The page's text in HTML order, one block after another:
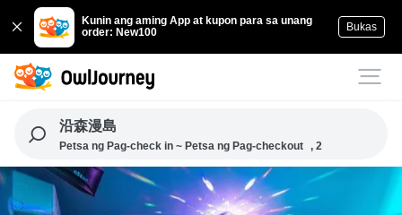
Kunin ang aming App at kupon para sa unang
order: New100
Bukas
沿森漫島
Petsa ng Pag-check in ~ Petsa ng Pag-checkout , 2